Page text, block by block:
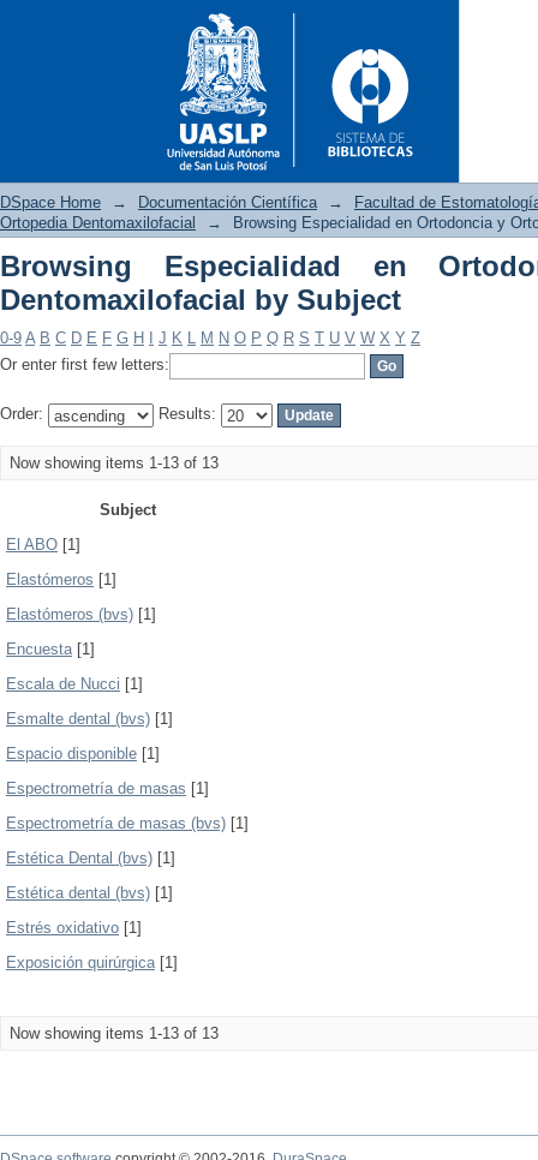
Browsing Especialidad en
DSpace Home → Documentación Científica →
Facultad de
Ortopedia Dentomaxilofacial
→ Browsing Especialidad en Ortodoncia y
Browsing Especialidad en
Dentomaxilofacial by Subject
0-9 A B C D E F G H J K L M N O P Q R S T U V W X Y Z
Or enter first few letters:
Order: Results:
Now showing items 1-13 of 13
Subject
El ABO [1]
Elastómeros [1]
Elastómeros (bvs) [1]
Encuesta[1]
Escala de Nucci [1]
Esmalte dental (bvs) [1]
Espacio disponible [1]
Espectrometría de masas [1]
Espectrometría de masas (bvs) [1]
Estética Dental (bvs) [1]
Estética dental (bvs) [1]
Estrés oxidativo [1]
Exposición quirúrgica[1]
Now showing items 1-13 of 13